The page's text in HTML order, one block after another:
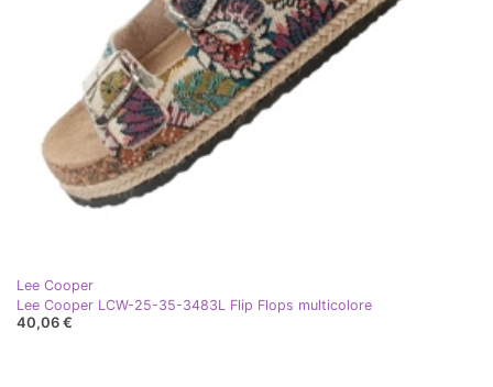
Lee Cooper
Lee Cooper LCW-25-35-3483L Flip Flops multicolore
40,06 €